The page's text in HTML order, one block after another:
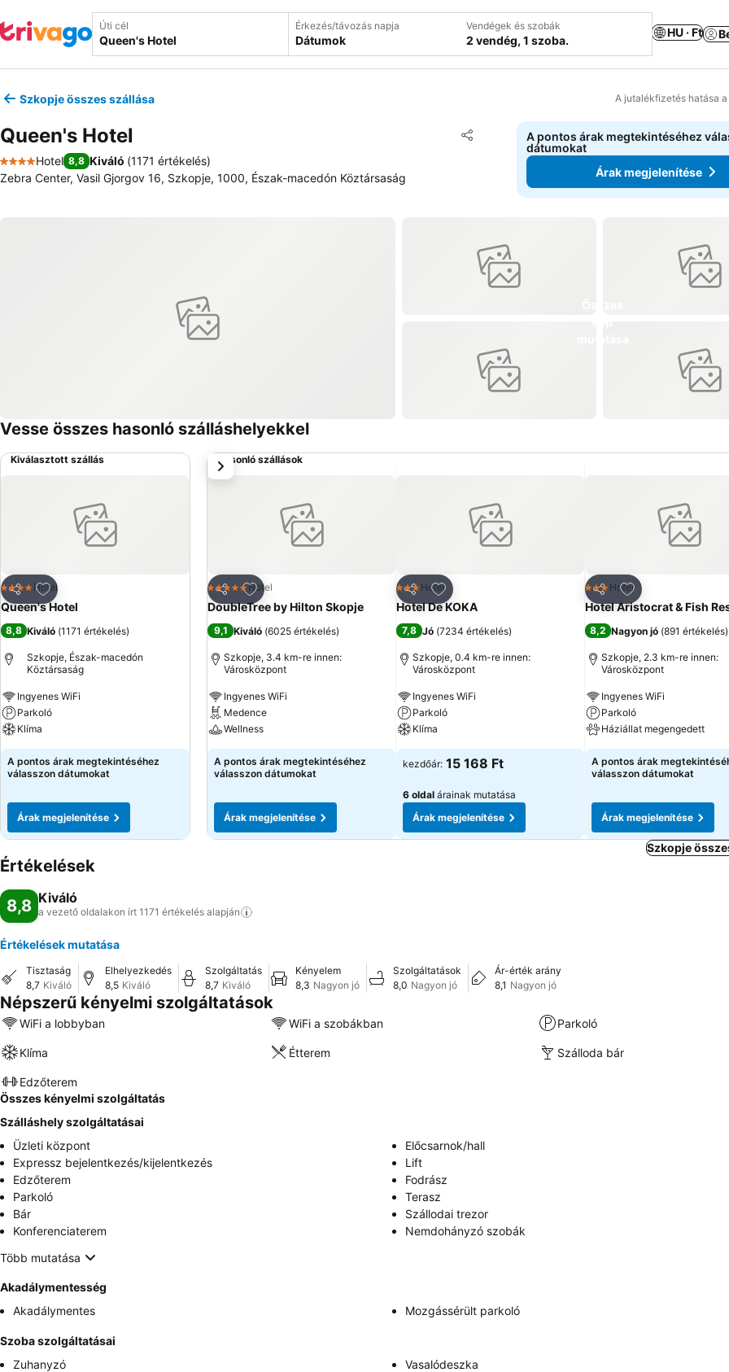
Úti cél Érkezés/távozás napja
Dátumok
Vendégek és szobák
2 vendég, 1 szoba.
HU · Ft
Szkopje összes szállása A jutalékfizetés hatása
Queen's Hotel Megosztás
Hozzáadás a kedvencekhez
4 Kategória
Hotel 8,8 Kiváló (1171 értékelés)
Zebra Center, Vasil Gjorgov 16, Szkopje, 1000, Észak-macedón Köztársaság
A pontos árak megtekintéséhez
dátumokat
Árak megjelenítése
Vesse összes hasonló szálláshelyekkel
Kiválasztott szállás
Megosztás
Hozzáadás a kedvencekhez
4 Kategória
Hotel
Queen's Hotel
8,8 Kiváló (1171 értékelés)
Szkopje, Észak-macedón
Köztársaság
Ingyenes WiFi
Parkoló
Klíma
A pontos árak megtekintéséhez
válasszon dátumokat
Árak megjelenítése
Hasonló szállások
Megosztás
Hozzáadás a kedvencekhez
5 KategóriaHotel
DoubleTree by Hilton Skopje
9,1 Kiváló (6025 értékelés)
Szkopje, 3.4 km-re innen:
Városközpont
Ingyenes WiFi
Medence
Wellness
A pontos árak megtekintéséhez
válasszon dátumokat
Árak megjelenítése
Megosztás
Hozzáadás a kedvencekhez
3 Kategória
Hotel
Hotel De KOKA
7,8 Jó (7234 értékelés)
Szkopje, 0.4 km-re innen:
Városközpont
Ingyenes WiFi
Parkoló
Klíma
kezdőár: 15 168 Ft
6 oldal árainak mutatása
Árak megjelenítése
Megosztás
Hozzáadás a
3 Kategória
Hotel
Hotel Aristocrat & Fish
8,2 Nagyon jó (891 értékelés)
Szkopje, 2.3 km-re innen:
Városközpont
Ingyenes WiFi
Parkoló
Háziállat megengedett
A pontos árak
válasszon dátumokat
Árak megjelenítése
következő
Szkopje
Értékelések
8,8 Kiváló
a vezető oldalakon írt 1171 értékelés alapján
Értékelések mutatása
Tisztaság
8,7 Kiváló
Elhelyezkedés
8,5 Kiváló
Szolgáltatás
8,7 Kiváló
Kényelem
8,3 Nagyon jó
Szolgáltatások
8,0 Nagyon jó
Ár-érték arány
8,1 Nagyon jó
Népszerű kényelmi szolgáltatások
WiFi a lobbyban WiFi a szobákban Parkoló
Klíma Étterem Szálloda bár
Edzőterem
Összes kényelmi szolgáltatás
Szálláshely szolgáltatásai
Üzleti központ
Előcsarnok/hall
Expressz bejelentkezés/kijelentkezés
Lift
Edzőterem
Fodrász
Parkoló
Terasz
Bár
Szállodai trezor
Konferenciaterem
Nemdohányzó szobák
Több mutatása
Akadálymentesség
Akadálymentes
Mozgássérült parkoló
Szoba szolgáltatásai
Zuhanyzó
Vasalódeszka